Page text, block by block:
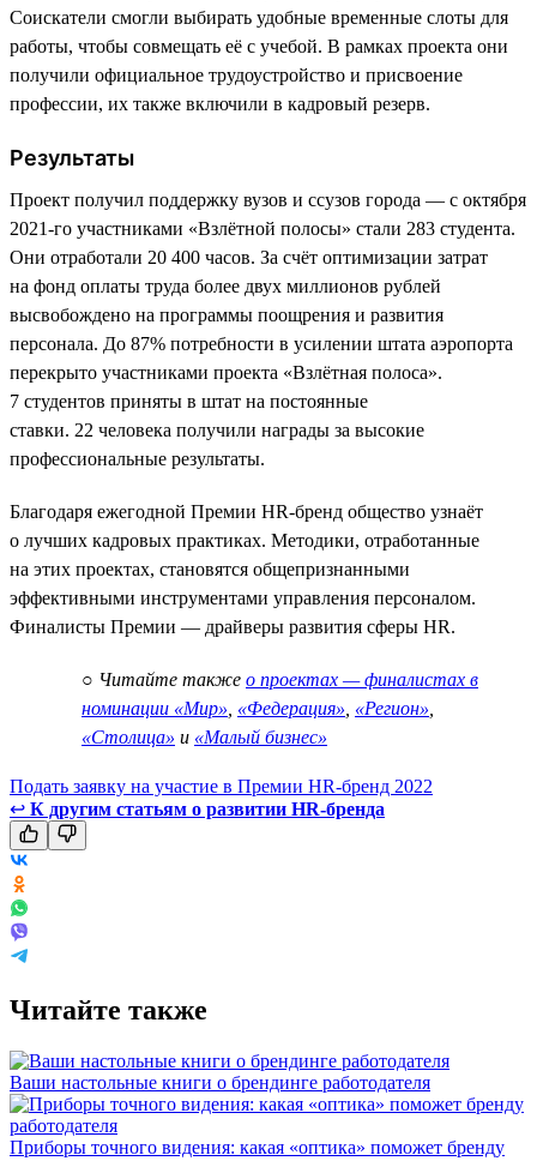
Соискатели смогли выбирать удобные временные слоты для
работы, чтобы совмещать её с учебой. В рамках проекта они
получили официальное трудоустройство и присвоение
профессии, их также включили в кадровый резерв.
Результаты
Проект получил поддержку вузов и ссузов города — с октября
2021-го участниками «Взлётной полосы» стали 283 студента.
Они отработали 20 400 часов. За счёт оптимизации затрат
на фонд оплаты труда более двух миллионов рублей
высвобождено на программы поощрения и развития
персонала. До 87% потребности в усилении штата аэропорта
перекрыто участниками проекта «Взлётная полоса».
7 студентов приняты в штат на постоянные
ставки. 22 человека получили награды за высокие
профессиональные результаты.
Благодаря ежегодной Премии HR-бренд общество узнаёт
о лучших кадровых практиках. Методики, отработанные
на этих проектах, становятся общепризнанными
эффективными инструментами управления персоналом.
Финалисты Премии — драйверы развития сферы HR.
○ Читайте также о проектах — финалистах в
номинации «Мир» «Федерация» «Регион»
«Столица» и «Малый бизнес»
Подать заявку на участие в Премии HR-бренд 2022
↩ К другим статьям о развитии HR-бренда
Читайте также
Ваши настольные книги о брендинге работодателя
Приборы точного видения: какая «оптика» поможет бренду